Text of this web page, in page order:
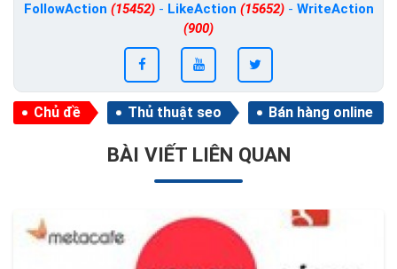
FollowAction (15452)- LikeAction (15652)- WriteAction
(900)
Chủ đề Thủ thuật seo Bán hàng online
BÀI VIẾT LIÊN QUAN